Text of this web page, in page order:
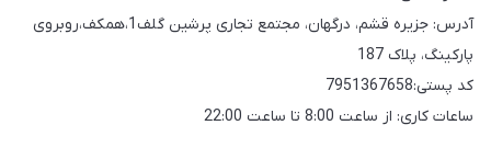
آدرس: جزیره قشم، درگهان، مجتمع تجاری پرشین گلف1،همکف،روبروی
پارکینگ، پلاک 187
کد پستی:7951367658
ساعات کاری: از ساعت 8:00 تا ساعت 22:00